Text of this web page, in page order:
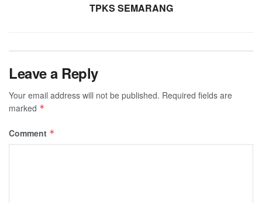
TPKS SEMARANG
Leave a Reply
Your email address will not be published. Required fields are
marked *
Comment *